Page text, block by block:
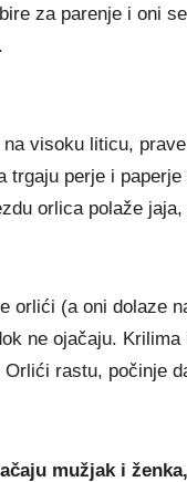
za parenje i oni
visoku liticu,
trgaju perje i
orlica polaže
orlići (a oni dolaze
ne ojačaju.
Orlići rastu, počinje
mužjak i